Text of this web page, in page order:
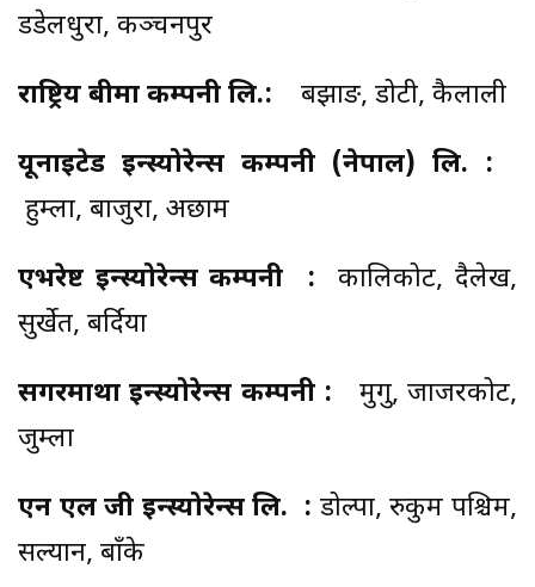
डडेलधुरा, कञ्चनपुर
राष्ट्रिय बीमा कम्पनी लि.: बझाङ, डोटी, कैलाली
यूनाइटेड इन्स्योरेन्स कम्पनी (नेपाल) लि. :
हुम्ला, बाजुरा, अछाम
एभरेष्ट इन्स्योरेन्स कम्पनी : कालिकोट, दैलेख,
सुर्खेत, बर्दिया
सगरमाथा इन्स्योरेन्स कम्पनी :
मुगु, जाजरकोट,
जुम्ला
एन एल जी इन्स्योरेन्स लि. : डोल्पा, रुकुम पश्चिम,
सल्यान, बाँके